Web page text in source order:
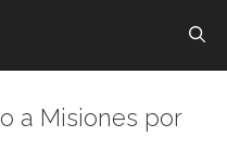
a Misiones por